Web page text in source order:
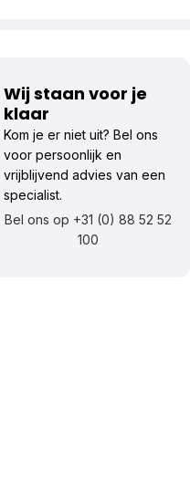
Wij staan voor je
klaar
Kom je er niet uit? Bel ons
voor persoonlijk en
vrijblijvend advies van een
specialist.
Bel ons op +31 (0) 88 52 52
100